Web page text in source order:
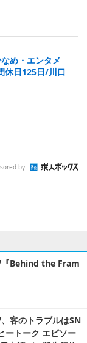
め・エンタメ
休日125日/川口
by
『Behind the Fram
客のトラブルはSN
ートーク エピソー